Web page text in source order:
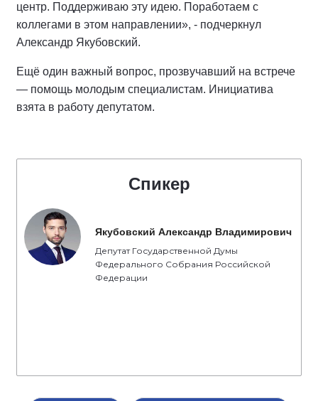
центр. Поддерживаю эту идею. Поработаем с
коллегами в этом направлении», - подчеркнул
Александр Якубовский.
Ещё один важный вопрос, прозвучавший на встрече
— помощь молодым специалистам. Инициатива
взята в работу депутатом.
Спикер
Якубовский Александр Владимирович
Депутат Государственной Думы
Федерального Собрания Российской
Федерации